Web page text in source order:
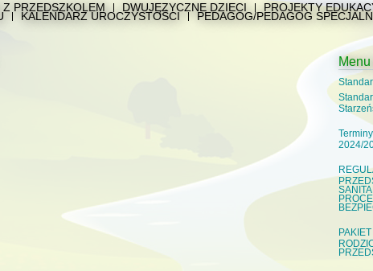
Z PRZEDSZKOLEM DWUJĘZYCZNE DZIECI PROJEKTY
KALENDARZ UROCZYSTOŚCI PEDAGOG/PEDAGOG
2024/